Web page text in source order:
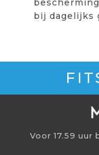
bij dagelijks
Voor 17.59